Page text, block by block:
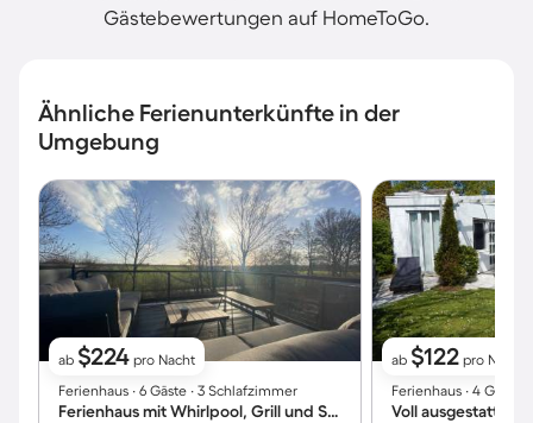
Gästebewertungen auf HomeToGo.
Ähnliche Ferienunterkünfte in der
Umgebung
ab $224 pro Nacht
Ferienhaus ∙ 6 Gäste ∙ 3 Schlafzimmer
Ferienhaus mit Whirlpool, Grill und Sauna | Meerblick
ab $122 pro Nacht
Ferienhaus ∙ 4 Gäste